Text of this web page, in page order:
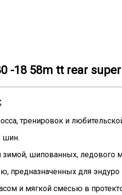
-18 58m tt rear super
тренировок и
шин.
шипованных, ледового
предназначенных для эндуро
и мягкой смесью в